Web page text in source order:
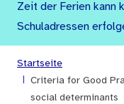
Zeit der Ferien kann
Schuladressen
Startseite
Criteria for Good
social determinants